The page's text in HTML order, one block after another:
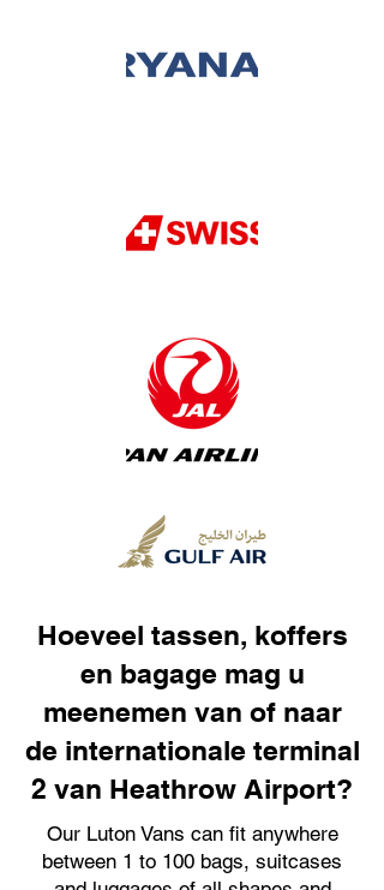
Hoeveel tassen, koffers
en bagage mag u
meenemen van of naar
de internationale terminal
2 van Heathrow Airport?
Our Luton Vans can fit anywhere
between 1 to 100 bags, suitcases